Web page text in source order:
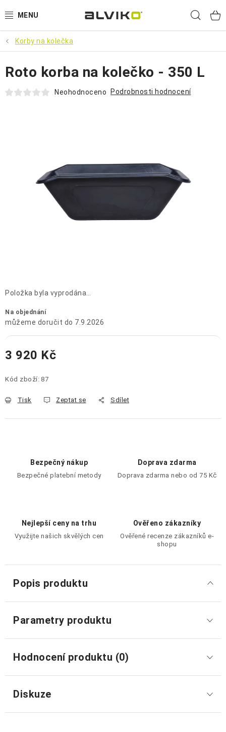
na
VÝPRODEJ
🌱 ZAHRADA 🌱
💦 SUDY NA VODU 💦
🐕‍🦺 DOMÁCÍ MAZLÍČCI 🐈
SUDY NA VÍNO
Jak nakupovat
Podmínky ochrany osobních údajů
Korby na kolečka
Položka byla vyprodána…
Na objednání
7.9.2026
3 920 Kč
Kód zboží: 87
Tisk Zeptat se Sdílet
Roto korba na kolečko - 350 L
Neohodnoceno Podrobnosti hodnocení
Bezpečný nákup
Bezpečné platební metody
Doprava zdarma
Doprava zdarma nebo od 75 Kč
Nejlepší ceny na trhu
Využijte našich skvělých cen
Ověřeno zákazníky
Ověřené recenze zákazníků e-
shopu
Popis produktu
Parametry produktu
Hodnocení produktu (0)
Diskuze